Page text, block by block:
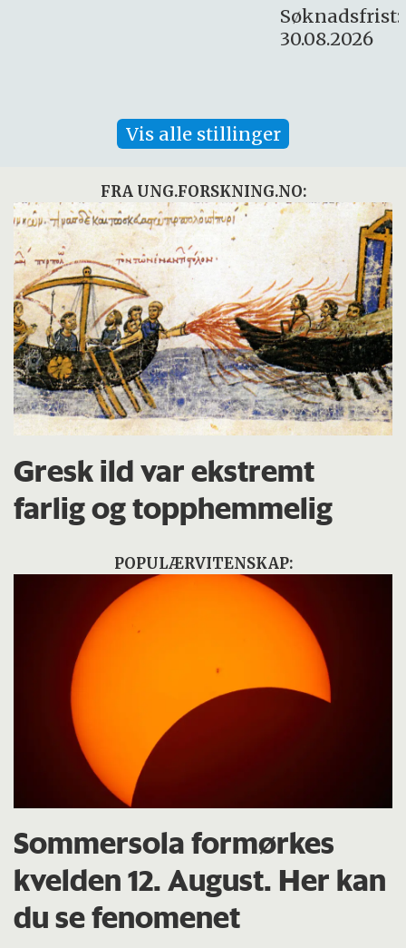
Vis alle stillinger
FRA UNG.FORSKNING.NO:
Gresk ild var ekstremt
farlig og topphemmelig
POPULÆRVITENSKAP:
Sommersola formørkes
kvelden 12. August. Her kan
du se fenomenet